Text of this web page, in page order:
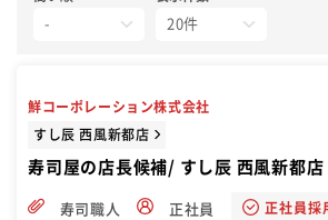
鮮コーポレーション株式会社
すし辰 西風新都店
寿司屋の店長候補/ すし辰 西風新都店
寿司職人 正社員 正社員採